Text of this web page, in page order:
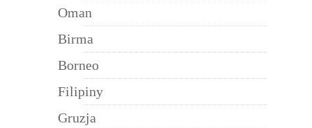
Oman
Birma
Borneo
Filipiny
Gruzja